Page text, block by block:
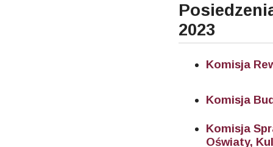
2023
Komisja
Komisja
Komisja
Oświaty,